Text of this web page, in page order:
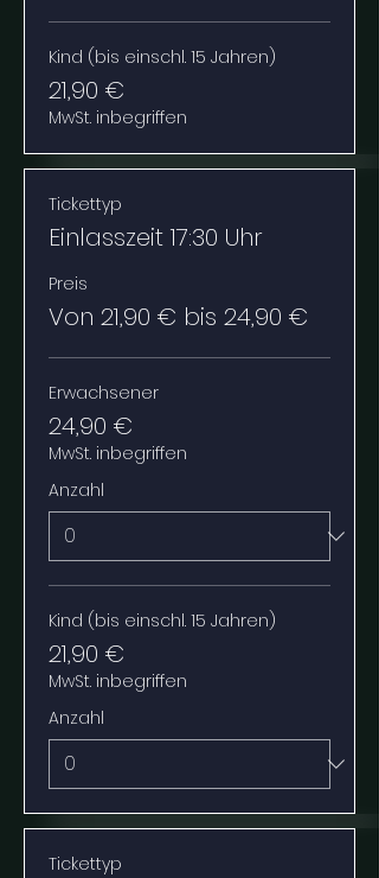
Kind (bis einschl. 15 Jahren)
21,90 €
MwSt. inbegriffen
Tickettyp
Einlasszeit 17:30 Uhr
Preis
Von 21,90 € bis 24,90 €
Erwachsener
24,90 €
MwSt. inbegriffen
Anzahl
Kind (bis einschl. 15 Jahren)
21,90 €
MwSt. inbegriffen
Anzahl
Tickettyp